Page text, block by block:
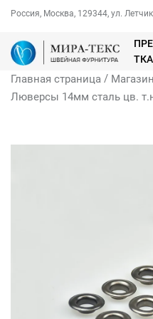
Россия, Москва, 129344, ул.
Главная страница / Магазин
Люверсы 14мм сталь цв.